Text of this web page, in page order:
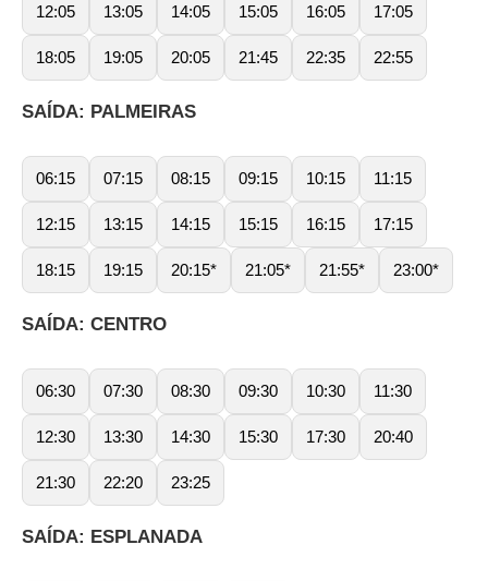
12:05 13:05 14:05 15:05 16:05 17:05
18:05 19:05 20:05 21:45 22:35 22:55
SAÍDA: PALMEIRAS
06:15 07:15 08:15 09:15 10:15 11:15
12:15 13:15 14:15 15:15 16:15 17:15
18:15 19:15 20:15* 21:05* 21:55* 23:00*
SAÍDA: CENTRO
06:30 07:30 08:30 09:30 10:30 11:30
12:30 13:30 14:30 15:30 17:30 20:40
21:30 22:20 23:25
SAÍDA: ESPLANADA